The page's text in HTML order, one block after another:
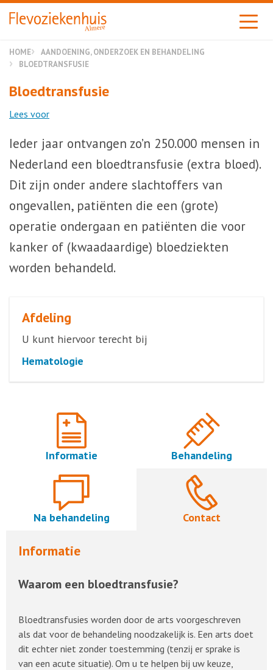
Almere
HOME
AANDOENING, ONDERZOEK EN BEHANDELING
BLOEDTRANSFUSIE
Bloedtransfusie
Lees voor
Ieder jaar ontvangen zo’n 250.000 mensen in
Nederland een bloedtransfusie (extra bloed).
Dit zijn onder andere slachtoffers van
ongevallen, patiënten die een (grote)
operatie ondergaan en patiënten die voor
kanker of (kwaadaardige) bloedziekten
worden behandeld.
Afdeling
U kunt hiervoor terecht bij
Hematologie
Informatie Behandeling
Na behandeling Contact
Informatie
Waarom een bloedtransfusie?
Bloedtransfusies worden door de arts voorgeschreven
als dat voor de behandeling noodzakelijk is. Een arts doet
dit echter niet zonder toestemming (tenzij er sprake is
van een acute situatie). Om u te helpen bij uw keuze,